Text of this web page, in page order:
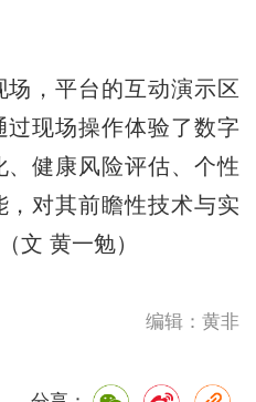
，平台的互动演示区
过现场操作体验了数字
健康风险评估、个性
对其前瞻性技术与实
文 黄一勉）
编辑：黄非